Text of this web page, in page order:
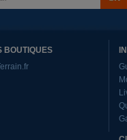
BOUTIQUES